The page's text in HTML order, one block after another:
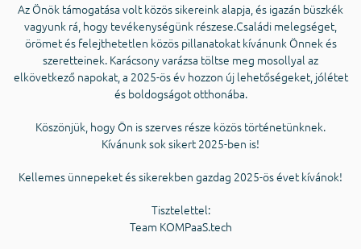
Az Önök támogatása volt közös sikereink alapja, és igazán büszkék
vagyunk rá, hogy tevékenységünk részese.Családi melegséget,
örömet és felejthetetlen közös pillanatokat kívánunk Önnek és
szeretteinek. Karácsony varázsa töltse meg mosollyal az
elkövetkező napokat, a 2025-ös év hozzon új lehetőségeket, jólétet
és boldogságot otthonába.
Köszönjük, hogy Ön is szerves része közös történetünknek.
Kívánunk sok sikert 2025-ben is!
Kellemes ünnepeket és sikerekben gazdag 2025-ös évet kívánok!
Tisztelettel:
Team KOMPaaS.tech